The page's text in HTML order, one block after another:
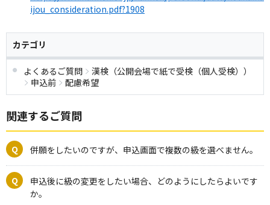
ijou_consideration.pdf?1908
カテゴリ
よくあるご質問
漢検（公開会場で紙で受検（個人受検））
申込前
配慮希望
関連するご質問
併願をしたいのですが、申込画面で複数の級を選べません。
申込後に級の変更をしたい場合、どのようにしたらよいです
か。